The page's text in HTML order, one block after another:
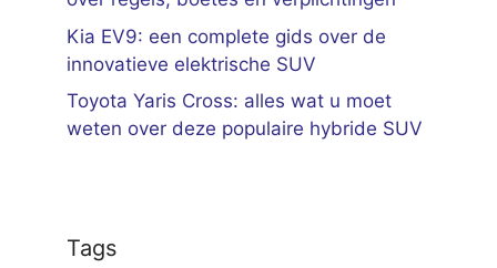
Kia EV9: een complete gids over de
innovatieve elektrische SUV
Toyota Yaris Cross: alles wat u moet
weten over deze populaire hybride SUV
Tags